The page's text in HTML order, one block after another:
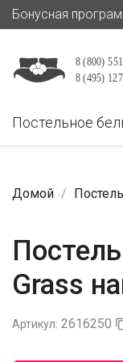
Бонусная
Постельное
Домой
Grass
Артикул: 2616250